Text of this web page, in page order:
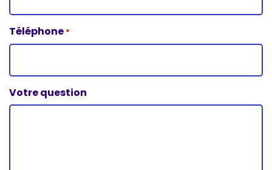
Téléphone *
Votre question